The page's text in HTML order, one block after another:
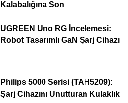
Kalabalığına Son
UGREEN Uno RG İncelemesi:
Robot Tasarımlı GaN Şarj Cihazı
Philips 5000 Serisi (TAH5209):
Şarj Cihazını Unutturan Kulaklık